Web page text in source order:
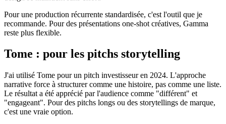
Pour une production récurrente standardisée, c'est l'outil que je
recommande. Pour des présentations one-shot créatives, Gamma
reste plus flexible.
Tome : pour les pitchs storytelling
J'ai utilisé Tome pour un pitch investisseur en 2024. L'approche
narrative force à structurer comme une histoire, pas comme une liste.
Le résultat a été apprécié par l'audience comme "différent" et
"engageant". Pour des pitchs longs ou des storytellings de marque,
c'est une vraie option.